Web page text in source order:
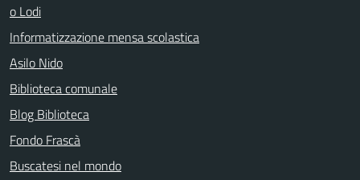
o Lodi
Informatizzazione mensa scolastica
Asilo Nido
Biblioteca comunale
Blog Biblioteca
Fondo Frascà
Buscatesi nel mondo